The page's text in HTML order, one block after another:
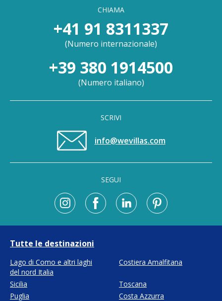
SCRIVI
info@wevillas.com
CHIAMA
+41 91 8311337
(Numero internazionale)
+39 380 1914500
(Numero italiano)
SEGUI
Tutte le destinazioni
Lago di Como e altri laghi
del nord Italia
Costiera Amalfitana
Sicilia
Toscana
Puglia
Costa Azzurra